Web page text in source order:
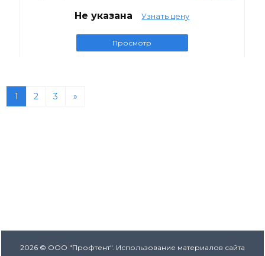
Не указана Узнать цену
Просмотр
1 2 3 »
2026 © ООО "Профтент". Использование материалов сайта